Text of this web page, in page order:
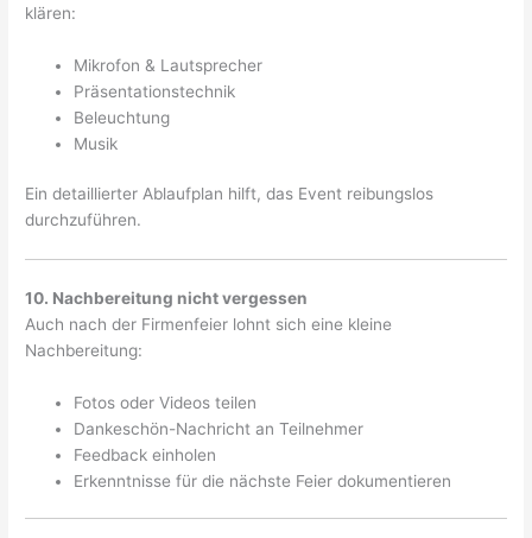
klären:
Mikrofon & Lautsprecher
Präsentationstechnik
Beleuchtung
Musik
Ein detaillierter Ablaufplan hilft, das Event reibungslos
durchzuführen.
10. Nachbereitung nicht vergessen
Auch nach der Firmenfeier lohnt sich eine kleine
Nachbereitung:
Fotos oder Videos teilen
Dankeschön-Nachricht an Teilnehmer
Feedback einholen
Erkenntnisse für die nächste Feier dokumentieren